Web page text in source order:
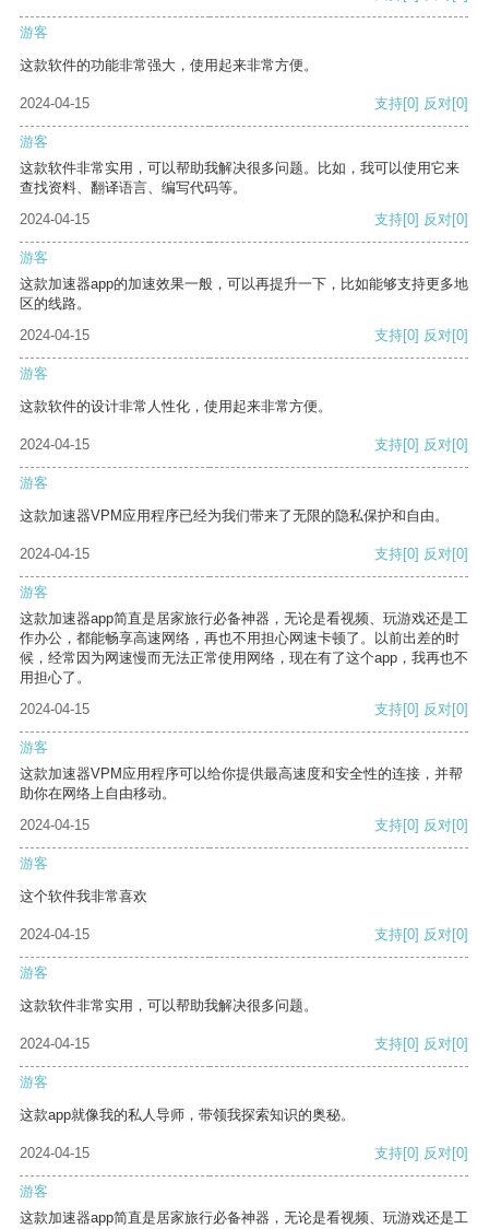
游客
这款软件的功能非常强大，使用起来非常方便。
2024-04-15 支持[0] 反对[0]
游客
这款软件非常实用，可以帮助我解决很多问题。比如，我可以使用它来
查找资料、翻译语言、编写代码等。
2024-04-15
支持[0] 反对[0]
游客
这款加速器app的加速效果一般，可以再提升一下，比如能够支持更多地
区的线路。
2024-04-15
支持[0] 反对[0]
游客
这款软件的设计非常人性化，使用起来非常方便。
2024-04-15 支持[0] 反对[0]
游客
这款加速器VPM应用程序已经为我们带来了无限的隐私保护和自由。
2024-04-15 支持[0] 反对[0]
游客
这款加速器app简直是居家旅行必备神器，无论是看视频、玩游戏还是工
作办公，都能畅享高速网络，再也不用担心网速卡顿了。以前出差的时
候，经常因为网速慢而无法正常使用网络，现在有了这个app，我再也不
用担心了。
2024-04-15
支持[0] 反对[0]
游客
这款加速器VPM应用程序可以给你提供最高速度和安全性的连接，并帮
助你在网络上自由移动。
2024-04-15
支持[0] 反对[0]
游客
这个软件我非常喜欢
2024-04-15 支持[0] 反对[0]
游客
这款软件非常实用，可以帮助我解决很多问题。
2024-04-15 支持[0] 反对[0]
游客
这款app就像我的私人导师，带领我探索知识的奥秘。
2024-04-15 支持[0] 反对[0]
游客
这款加速器app简直是居家旅行必备神器，无论是看视频、玩游戏还是工